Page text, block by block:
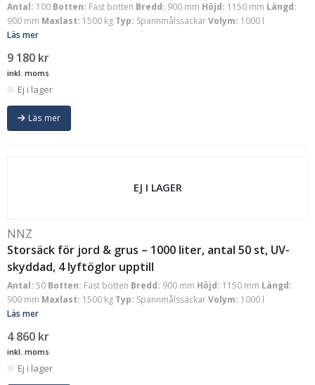
Antal: 100 Botten: Fast botten Bredd: 900 mm Höjd: 1150 mm Längd:
900 mm Maxlast: 1500 kg Typ: SpannmålssäckarVolym: 1000 l
Läs mer
9 180 kr
inkl. moms
Ej i lager
Läs mer
EJ I LAGER
NNZ
Storsäck för jord & grus – 1000 liter, antal 50 st, UV-
skyddad, 4 lyftöglor upptill
Antal: 50 Botten: Fast botten Bredd: 900 mm Höjd: 1150 mm Längd:
900 mm Maxlast: 1500 kg Typ: SpannmålssäckarVolym: 1000 l
Läs mer
4 860 kr
inkl. moms
Ej i lager